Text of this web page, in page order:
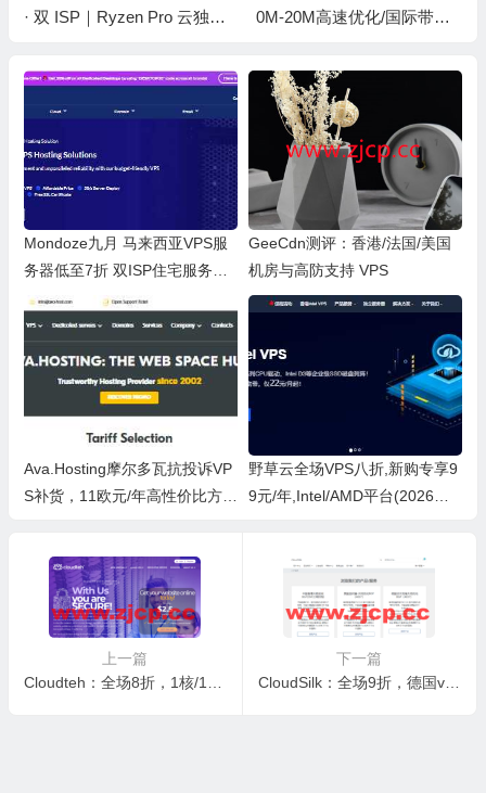
· 双 ISP｜Ryzen Pro 云独立
量 · Linux/Windows 可选 · 支
0M-20M高速优化/国际带宽
港/新加坡机房
Mondoze九月 马来西亚VPS服
务器低至7折 双ISP住宅服务器/
支持TikTok、Netflix等 测评
GeeCdn测评：香港/法国/美国
机房与高防支持 VPS
Ava.Hosting摩尔多瓦抗投诉VP
S补货，11欧元/年高性价比方
野草云全场VPS八折,新购专享9
9元/年,Intel/AMD平台(2026可
上一篇
Cloudteh：全场8折，1核/1G内存/30G NVME硬盘/不限流量/1Gbps带宽，$8.00/月起，支持windows，独立服务器$75.00/月起，可选美国/加拿大/法国/塞尔维亚机房
下一篇
CloudSilk：全场9折，德国vps，1核/512MB内存/10GB SSD硬盘/500GB流量/500Mbps带宽，216元/年，可选德国9929/圣何塞9929